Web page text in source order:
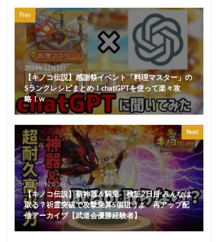
Prev
2024年12月1日
【キノコ伝説】感謝祭イベント「料理マスター」の
Sランクレシピまとめ！chatGPTを使って楽々攻
略！w
Next
2024年12月2日
【キノコ伝説】新神器＆騎乗 検証2日目 みんなは
取る？祈霊突破で攻撃乗算5個狙うよ 再アップ配
信アーカイブ【武道会優勝経験者】